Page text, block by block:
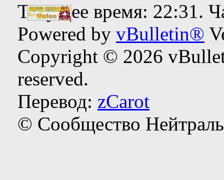
Текущее время: 22:31.
Powered by vBulletin®
Copyright © 2026
reserved.
Перевод: zCarot
© Сообщество